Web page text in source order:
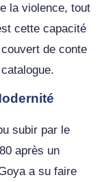
la violence, tout
cette capacité
de conte
subir par le
après un
a su faire